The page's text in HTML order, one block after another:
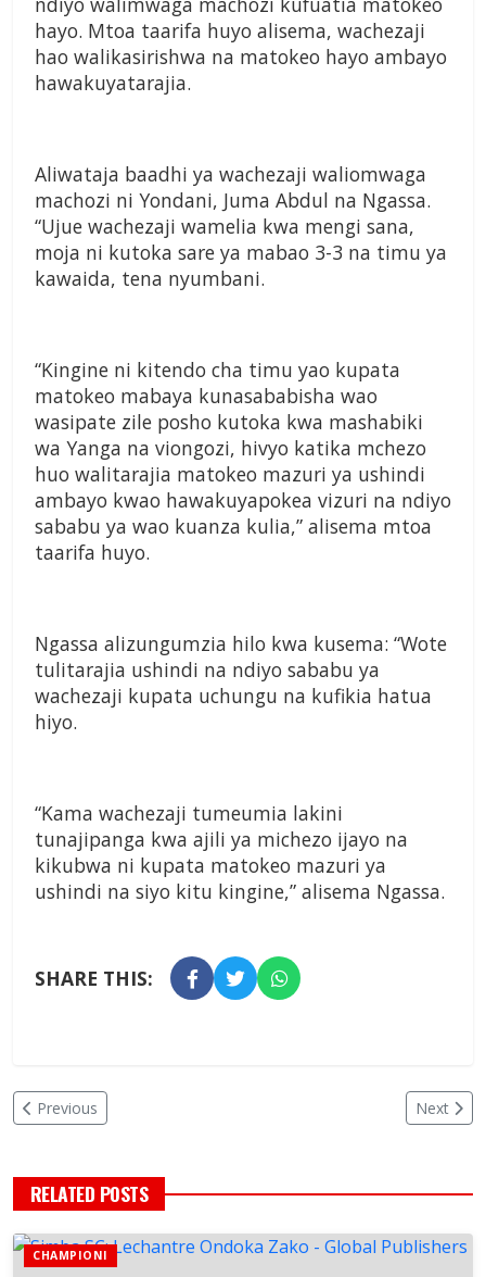
hayo. Mtoa taarifa huyo alisema, wachezaji
hao walikasirishwa na matokeo hayo ambayo
hawakuyatarajia.
Aliwataja baadhi ya wachezaji waliomwaga
machozi ni Yondani, Juma Abdul na Ngassa.
“Ujue wachezaji wamelia kwa mengi sana,
moja ni kutoka sare ya mabao 3-3 na timu ya
kawaida, tena nyumbani.
“Kingine ni kitendo cha timu yao kupata
matokeo mabaya kunasababisha wao
wasipate zile posho kutoka kwa mashabiki
wa Yanga na viongozi, hivyo katika mchezo
huo walitarajia matokeo mazuri ya ushindi
ambayo kwao hawakuyapokea vizuri na ndiyo
sababu ya wao kuanza kulia,” alisema mtoa
taarifa huyo.
Ngassa alizungumzia hilo kwa kusema: “Wote
tulitarajia ushindi na ndiyo sababu ya
wachezaji kupata uchungu na kufikia hatua
hiyo.
“Kama wachezaji tumeumia lakini
tunajipanga kwa ajili ya michezo ijayo na
kikubwa ni kupata matokeo mazuri ya
ushindi na siyo kitu kingine,” alisema Ngassa.
SHARE THIS:
Previous Next
RELATED POSTS
CHAMPIONI